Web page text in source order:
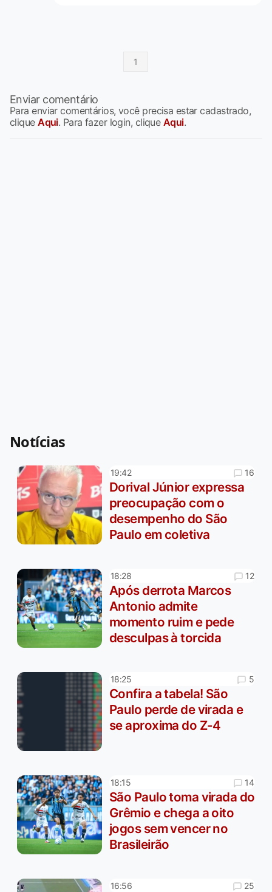
1
Enviar comentário
Para enviar comentários, você precisa estar cadastrado,
cliqueAqui. Para fazer login, clique Aqui.
Notícias
19:42 16
Dorival Júnior expressa
preocupação com o
desempenho do São
Paulo em coletiva
18:28 12
Após derrota Marcos
Antonio admite
momento ruim e pede
desculpas à torcida
18:25 5
Confira a tabela! São
Paulo perde de virada e
se aproxima do Z-4
18:15 14
São Paulo toma virada do
Grêmio e chega a oito
jogos sem vencer no
Brasileirão
16:56 25